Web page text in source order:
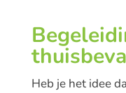
Heb je het idee